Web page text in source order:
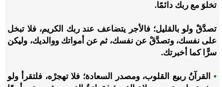
تخلوَ مع ربك دائمًا.
تصدَّقْ ولو بالقليل؛ فالأجر يتضاعف عند ربك الكريم، فلا تبخل
على نفسك، وتصدَّقْ عن نفسك، ثم عن أمواتك ووالديك، وليكن
سرًّا كما أخبرتك.
• القرآنُ ربيع القلوب، ومصدر السعادة؛ فلا تهجرْه، فلتقرأ ولو